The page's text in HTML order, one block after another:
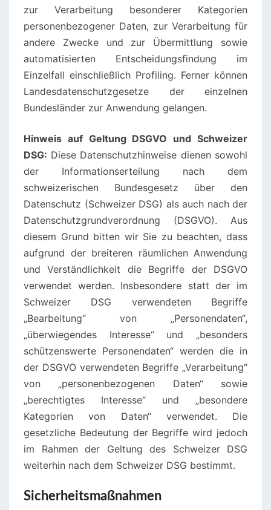
zur Verarbeitung besonderer Kategorien
personenbezogener Daten, zur Verarbeitung für
andere Zwecke und zur Übermittlung sowie
automatisierten Entscheidungsfindung im
Einzelfall einschließlich Profiling. Ferner können
Landesdatenschutzgesetze der einzelnen
Bundesländer zur Anwendung gelangen.
Hinweis auf Geltung DSGVO und Schweizer
DSG: Diese Datenschutzhinweise dienen sowohl
der Informationserteilung nach dem
schweizerischen Bundesgesetz über den
Datenschutz (Schweizer DSG) als auch nach der
Datenschutzgrundverordnung (DSGVO). Aus
diesem Grund bitten wir Sie zu beachten, dass
aufgrund der breiteren räumlichen Anwendung
und Verständlichkeit die Begriffe der DSGVO
verwendet werden. Insbesondere statt der im
Schweizer DSG verwendeten Begriffe
„Bearbeitung“ von „Personendaten“,
„überwiegendes Interesse“ und „besonders
schützenswerte Personendaten“ werden die in
der DSGVO verwendeten Begriffe „Verarbeitung“
von „personenbezogenen Daten“ sowie
„berechtigtes Interesse“ und „besondere
Kategorien von Daten“ verwendet. Die
gesetzliche Bedeutung der Begriffe wird jedoch
im Rahmen der Geltung des Schweizer DSG
weiterhin nach dem Schweizer DSG bestimmt.
Sicherheitsmaßnahmen